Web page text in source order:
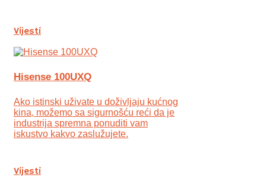
Vijesti
Hisense 100UXQ
Ako istinski uživate u doživljaju kućnog
kina, možemo sa sigurnošću reći da je
industrija spremna ponuditi vam
iskustvo kakvo zaslužujete.
Vijesti